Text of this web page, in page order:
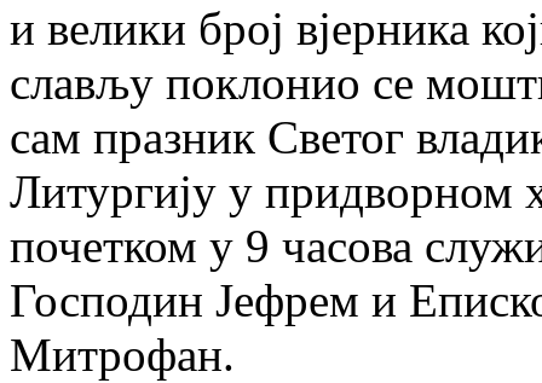
и велики број вјерника
слављу поклонио се
сам празник Светог
Литургију у придворном
почетком у 9 часова
Господин Јефрем и
Митрофан.